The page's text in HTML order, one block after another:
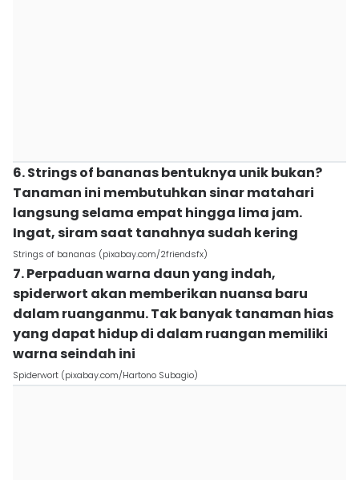
6. Strings of bananas bentuknya unik bukan?
Tanaman ini membutuhkan sinar matahari
langsung selama empat hingga lima jam.
Ingat, siram saat tanahnya sudah kering
Strings of bananas (pixabay.com/2friendsfx)
7. Perpaduan warna daun yang indah,
spiderwort akan memberikan nuansa baru
dalam ruanganmu. Tak banyak tanaman hias
yang dapat hidup di dalam ruangan memiliki
warna seindah ini
Spiderwort (pixabay.com/Hartono Subagio)